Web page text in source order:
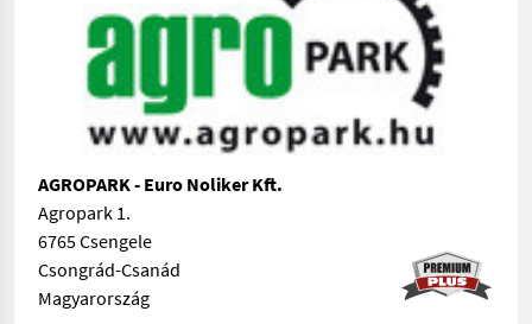
AGROPARK - Euro Noliker Kft.
Agropark 1.
6765 Csengele
Csongrád-Csanád
Magyarország